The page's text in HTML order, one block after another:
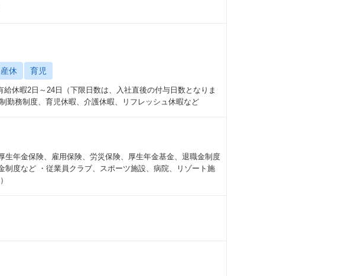
産休 育児
休暇2日～24日（下限日数は、入社直後の付与日数となりま
勤務制度、育児休暇、介護休暇、リフレッシュ休暇など
年金保険、雇用保険、労災保険、厚生年金基金、退職金制度
制度など ・従業員クラブ、スポーツ施設、病院、リゾート施